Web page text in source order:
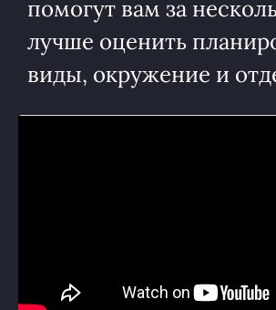
помогут вам за
лучше оценить
виды, окружение и